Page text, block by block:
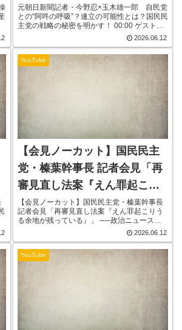
民主党の戦略の秘密を明か
す！
元朝日新聞記者・今野忍×玉木雄一郎 自民党
との“阿吽の呼吸”？連立の可能性とは？国民民
主党の戦略の秘密を明かす！ 00:00 ゲスト今
野忍さんの紹介01:03 国民民主党の歩み ベン
チャーから中堅政党への脱皮03:30 「イノベ
ーションのジ...
2026.06.12
YouTube
【会見ノーカット】国民民主
党・榛葉幹事長 記者会見「再
審見直し法案『えん罪起こり
うる余地が残っている』」 ──
政治ニュース（日テレ
【会見ノーカット】国民民主党・榛葉幹事長
記者会見「再審見直し法案『えん罪起こりう
る余地が残っている』」 ──政治ニュース
（日テレNEWS） 国民民主党・榛葉幹事長に
フォンアプリ「日テレNEWS NN...
2026.06.12
YouTube